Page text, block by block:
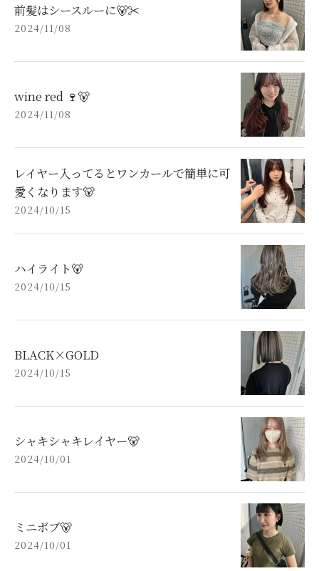
前髪はシースルーに🐻✂︎
2024/11/08
wine red 🍷🐻
2024/11/08
レイヤー入ってるとワンカールで簡単に可
愛くなります🐻
2024/10/15
ハイライト🐻
2024/10/15
BLACK×GOLD
2024/10/15
シャキシャキレイヤー🐻
2024/10/01
ミニボブ🐻
2024/10/01